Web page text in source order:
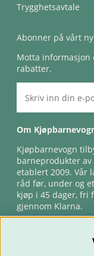
Trygghetsavtale
Abonner på vårt
Motta informasjon
rabatter.
Om
Kjøpbarnevogn
barneprodukter av
etablert 2009. Vår
råd før, under og
kjøp i 45 dager, fri
gjennom Klarna.